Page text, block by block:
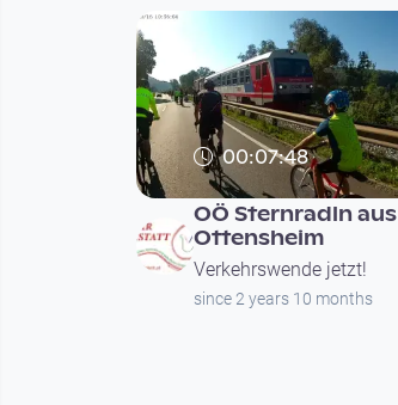
00:07:48
OÖ Sternradln aus
Ottensheim
Verkehrswende jetzt!
since 2 years 10 months